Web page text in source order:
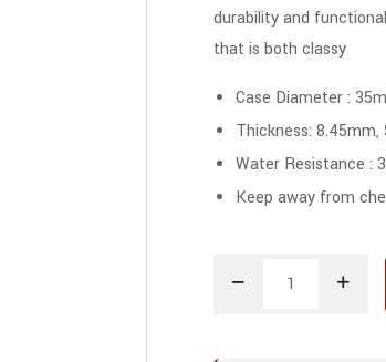
durability and
that is both classy
Case Diameter :
Thickness:
Water Resistance :
Keep away from